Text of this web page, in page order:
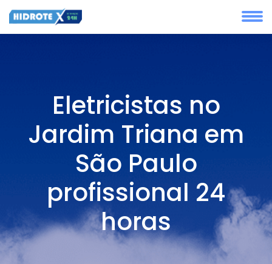
Eletricistas no
Jardim Triana em
São Paulo
profissional 24
horas